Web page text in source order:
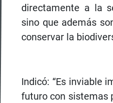
directamente a la
sino que además
conservar la
Indicó: “Es inviable
futuro con sistemas